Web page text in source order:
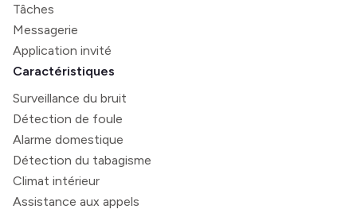
Tâches
Messagerie
Application invité
Caractéristiques
Surveillance du bruit
Détection de foule
Alarme domestique
Détection du tabagisme
Climat intérieur
Assistance aux appels